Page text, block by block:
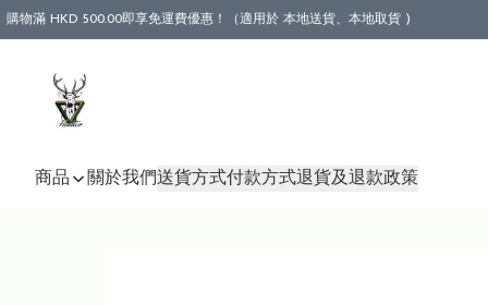
購物滿 HKD 500.00即享免運費優惠！（適用於 本地送貨、本地取貨 )
商品 關於我們送貨方式付款方式退貨及退款政策